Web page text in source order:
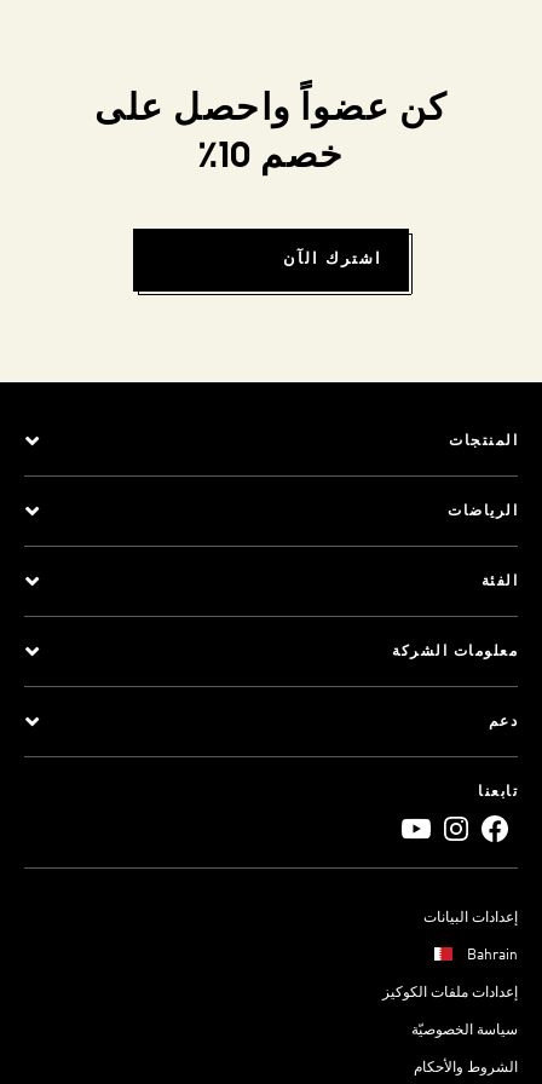
كن عضواً واحصل على
خصم 10٪
اشترك الآن
المنتجات
الرياضات
الفئة
معلومات الشركة
دعم
تابعنا
إعدادات البيانات
Bahrain
إعدادات ملفات الكوكيز
سياسة الخصوصيّة
الشروط والأحكام